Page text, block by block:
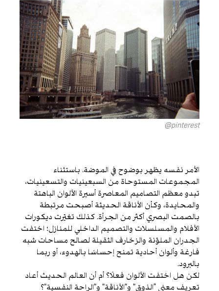
pinterest@
الأمر نفسه يظهر بوضوح في الموضة. باستثناء
المجموعات المستوحاة من السبعينيات والتسعينيات،
تبدو معظم التصاميم المعاصرة أسيرة الألوان الباهتة
والمحايدة، وكأن الأناقة الحديثة أصبحت مرتبطة
بالصمت البصري أكثر من الجرأة. كذلك تغيّرت ديكورات
الأفلام والمسلسلات والتصميم الداخلي للمنازل؛ اختفت
الجدران الملوّنة والزخارف الثقيلة لصالح مساحات شبه
فارغة وألوان أحادية تمنح إحساسًا بالهدوء، أو ربما
بالبرود.
لكن هل اختفت الألوان فعلًا؟ أم أن العالم الحديث أعاد
تعريف معنى “الذوق” و”الأناقة” و”الراحة النفسية”؟